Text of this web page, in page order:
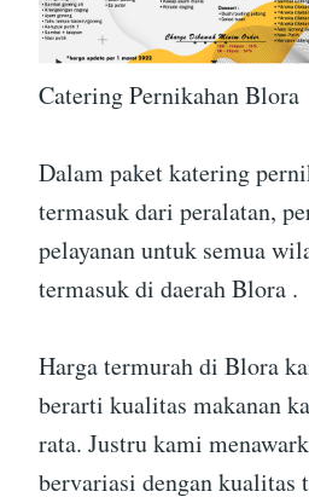
Catering Pernikahan Blora
Dalam paket katering
termasuk dari peralatan,
pelayanan untuk semua
termasuk di daerah Blora .
Harga termurah di Blora
berarti kualitas makanan
rata. Justru kami
bervariasi dengan kualitas